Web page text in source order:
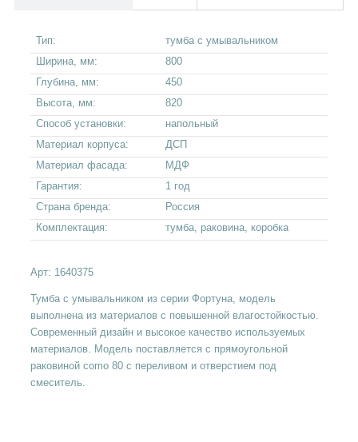
Тип:
тумба с умывальником
Ширина, мм:
800
Глубина, мм:
450
Высота, мм:
820
Способ установки:
напольный
Материал корпуса:
ДСП
Материал фасада:
МДФ
Гарантия:
1 год
Страна бренда:
Россия
Комплектация:
тумба, раковина, коробка
Арт: 1640375
Тумба с умывальником из серии Фортуна, модель
выполнена из материалов с повышенной влагостойкостью.
Современный дизайн и высокое качество используемых
материалов. Модель поставляется с прямоугольной
раковиной como 80 с переливом и отверстием под
смеситель.